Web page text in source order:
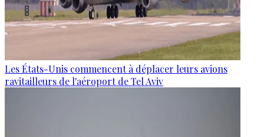
Les États-Unis commencent à déplacer leurs avions
ravitailleurs de l'aéroport de Tel Aviv